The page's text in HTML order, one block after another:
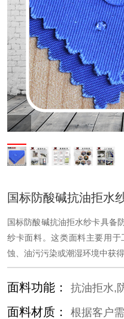
国标防酸碱抗油拒水
国标防酸碱抗油拒水纱卡具备
纱卡面料。这类面料主要用
蚀、油污污染或潮湿环境中获得
面料功能： 抗油拒水,
面料材质： 根据客户